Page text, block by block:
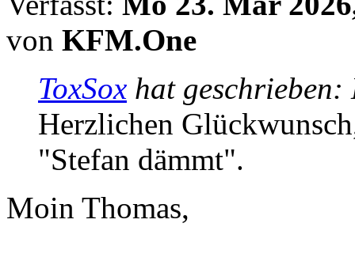
von KFM.One
ToxSox hat geschrieben:
Herzlichen
"Stefan dämmt".
Moin Thomas,